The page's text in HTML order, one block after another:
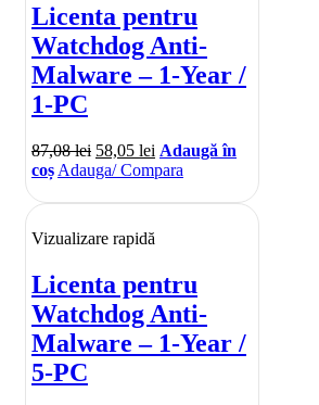
Licenta pentru
Watchdog Anti-
Malware – 1-Year /
1-PC
87,08lei 58,05 lei Adaugă în
coș Adauga/ Compara
Vizualizare rapidă
Licenta pentru
Watchdog Anti-
Malware – 1-Year /
5-PC